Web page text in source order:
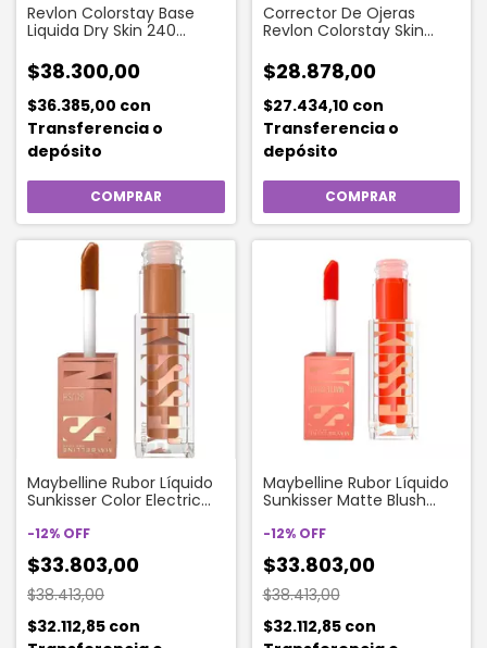
Revlon Colorstay Base
Liquida Dry Skin 240
$38.300,00
$36.385,00 con
Transferencia o
depósito
Corrector De Ojeras
Revlon Colorstay Skin
Medium
$28.878,00
$27.434,10 con
Transferencia o
depósito
Maybelline Rubor Líquido
Sunkisser Color Electric
-12% OFF
$33.803,00
$38.413,00
$32.112,85 con
Maybelline Rubor Líquido
Sunkisser Matte Blush
-12% OFF
$33.803,00
$38.413,00
$32.112,85 con